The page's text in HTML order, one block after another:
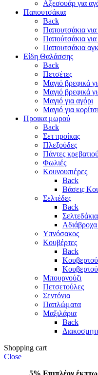
Αξεσουάρ για
Παπουτσάκια
Back
Παπουτσάκια
Παπούτσάκια
Παπουτσάκια
Είδη Θαλάσσης
Back
Πετσέτες
Μαγιό βρεφικά
Μαγιό βρεφικά
Μαγιό για αγόρι
Μαγιό για κορίτσι
Προικα μωρού
Back
Σετ προίκας
Πλεξούδες
Πάντες
Φωλιές
Κουνουπιέρες
Back
Βάσεις
Σελτέδες
Back
Σελτεδάκια
Υπνόσακος
Κουβέρτες
Back
Μπουρνούζι
Πετσετούλες
Σεντόνια
Παπλώματα
Μαξιλάρια
Back
Shopping cart
Close
5% Επιπλέον